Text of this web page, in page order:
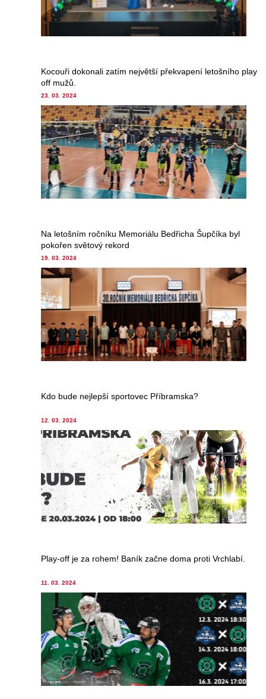
Kocouři dokonali zatím největší překvapení letošního play
off mužů.
23. 03. 2024
Na letošním ročníku Memoriálu Bedřicha Šupčíka byl
pokořen světový rekord
19. 03. 2024
Kdo bude nejlepší sportovec Příbramska?
12. 03. 2024
Play-off je za rohem! Baník začne doma proti Vrchlabí.
11. 03. 2024